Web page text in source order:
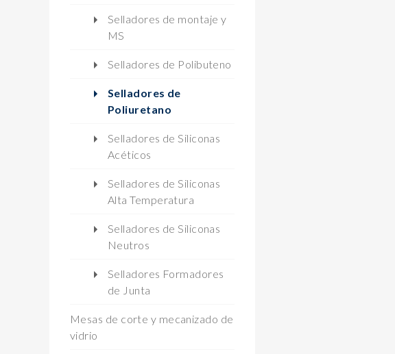
Selladores de montaje y
MS
Selladores de Polibuteno
Selladores de
Poliuretano
Selladores de Siliconas
Acéticos
Selladores de Siliconas
Alta Temperatura
Selladores de Siliconas
Neutros
Selladores Formadores
de Junta
Mesas de corte y mecanizado de
vidrio